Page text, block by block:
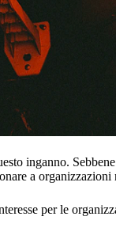
inganno.
a organizzazioni
per le